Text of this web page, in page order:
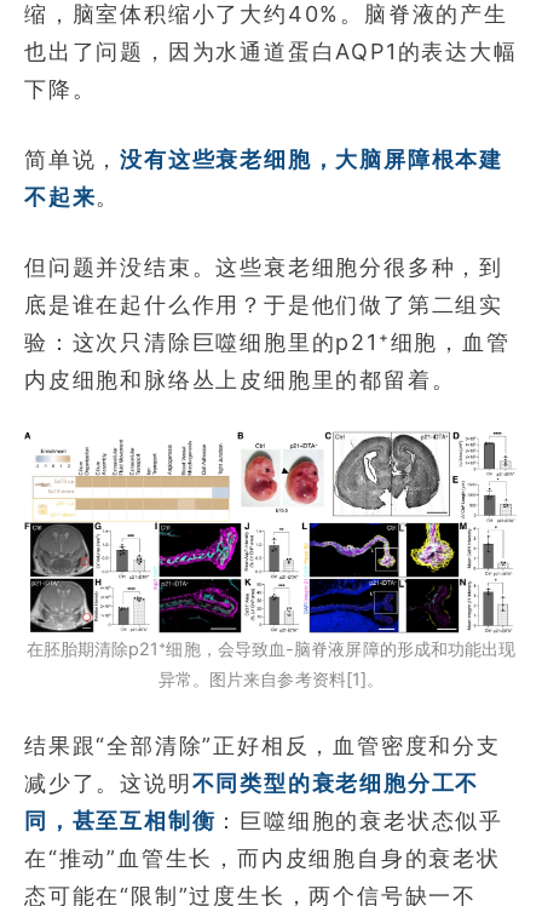
缩，脑室体积缩小了大约40%。脑脊液的产生
也出了问题，因为水通道蛋白AQP1的表达大幅
下降。
简单说，没有这些衰老细胞，大脑屏障根本建
不起来。
但问题并没结束。这些衰老细胞分很多种，到
底是谁在起什么作用？于是他们做了第二组实
验：这次只清除巨噬细胞里的p21⁺细胞，血管
内皮细胞和脉络丛上皮细胞里的都留着。
在胚胎期清除p21⁺细胞，会导致血-脑脊液屏障的形成和功能出现
异常。图片来自参考资料[1]。
结果跟“全部清除”正好相反，血管密度和分支
减少了。这说明 不同类型的衰老细胞分工不
同，甚至互相制衡 ：巨噬细胞的衰老状态似乎
在“推动”血管生长，而内皮细胞自身的衰老状
态可能在“限制”过度生长，两个信号缺一不